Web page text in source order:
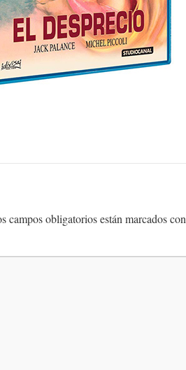
campos obligatorios están marcados con